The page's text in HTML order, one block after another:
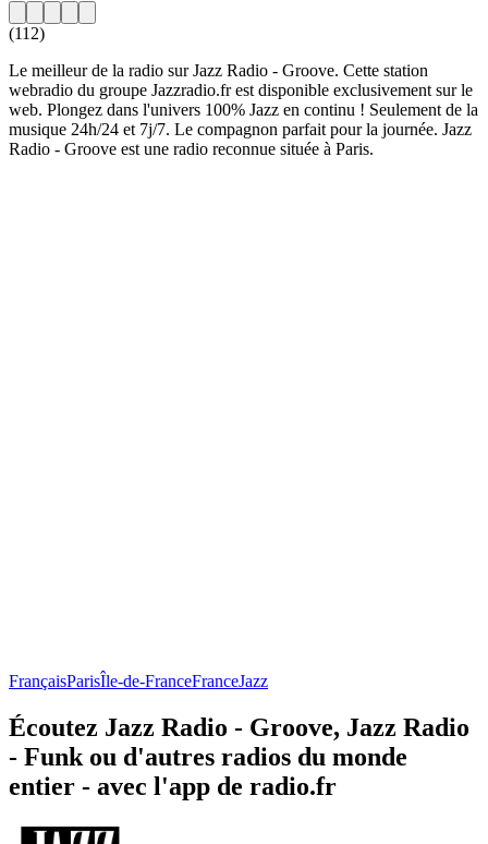
(112)
Le meilleur de la radio sur Jazz Radio - Groove. Cette station
webradio du groupe Jazzradio.fr est disponible exclusivement sur le
web. Plongez dans l'univers 100% Jazz en continu ! Seulement de la
musique 24h/24 et 7j/7. Le compagnon parfait pour la journée. Jazz
Radio - Groove est une radio reconnue située à Paris.
FrançaisParisÎle-de-FranceFranceJazz
Écoutez Jazz Radio - Groove, Jazz Radio
- Funk ou d'autres radios du monde
entier - avec l'app de radio.fr